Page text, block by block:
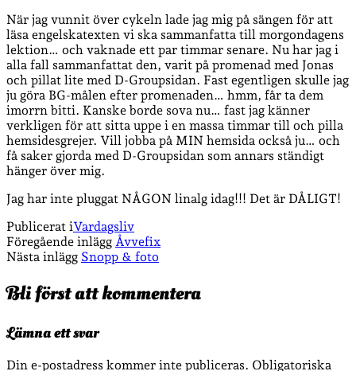
När jag vunnit över cykeln lade jag mig på sängen för att
läsa engelskatexten vi ska sammanfatta till morgondagens
lektion… och vaknade ett par timmar senare. Nu har jag i
alla fall sammanfattat den, varit på promenad med Jonas
och pillat lite med D-Groupsidan. Fast egentligen skulle jag
ju göra BG-målen efter promenaden… hmm, får ta dem
imorrn bitti. Kanske borde sova nu… fast jag känner
verkligen för att sitta uppe i en massa timmar till och pilla
hemsidesgrejer. Vill jobba på MIN hemsida också ju… och
få saker gjorda med D-Groupsidan som annars ständigt
hänger över mig.
Jag har inte pluggat NÅGON linalg idag!!! Det är DÅLIGT!
Publicerat iVardagsliv
Föregående inlägg Åvvefix
Nästa inlägg Snopp & foto
Bli först att kommentera
Lämna ett svar
Din e-postadress kommer inte publiceras. Obligatoriska